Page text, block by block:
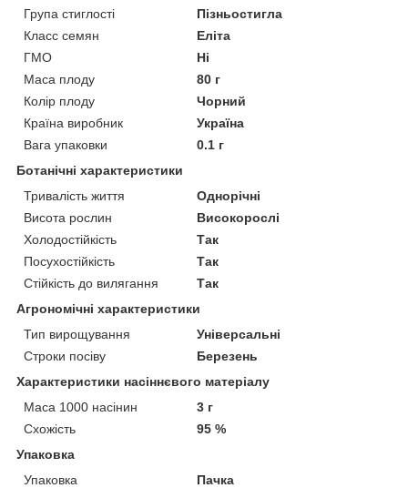
Група стиглості
Пізньостигла
Класс семян
Еліта
ГМО
Ні
Маса плоду
80 г
Колір плоду
Чорний
Країна виробник
Україна
Вага упаковки
0.1 г
Ботанічні характеристики
Тривалість життя
Однорічні
Висота рослин
Високорослі
Холодостійкість
Так
Посухостійкість
Так
Стійкість до вилягання
Так
Агрономічні характеристики
Тип вирощування
Універсальні
Строки посіву
Березень
Характеристики насіннєвого матеріалу
Маса 1000 насінин
3 г
Схожість
95 %
Упаковка
Упаковка
Пачка